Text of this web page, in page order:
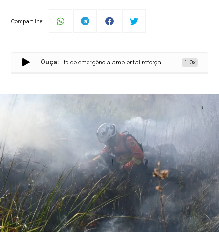
Compartilhe:
Ouça:
Decreto de emergência ambiental reforça preparação do Governo
1.0x